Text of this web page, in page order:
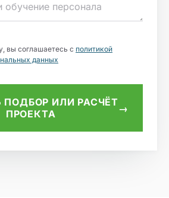
вы соглашаетесь с политикой
данных
ПОДБОР ИЛИ РАСЧЁТ
ПРОЕКТА
→